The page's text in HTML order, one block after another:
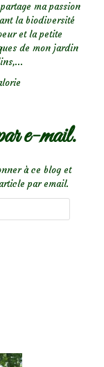
ma passion
la biodiversité
et la petite
de mon jardin
e-mail.
à ce blog et
par email.